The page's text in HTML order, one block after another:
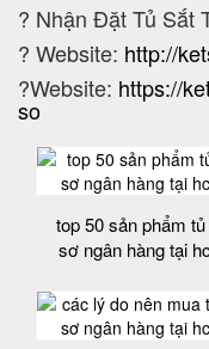
? Nhận Đặt Tủ Sắt
? Website: http://
?Website: https://
so
top 50 sản phẩm
sơ ngân hàng tại